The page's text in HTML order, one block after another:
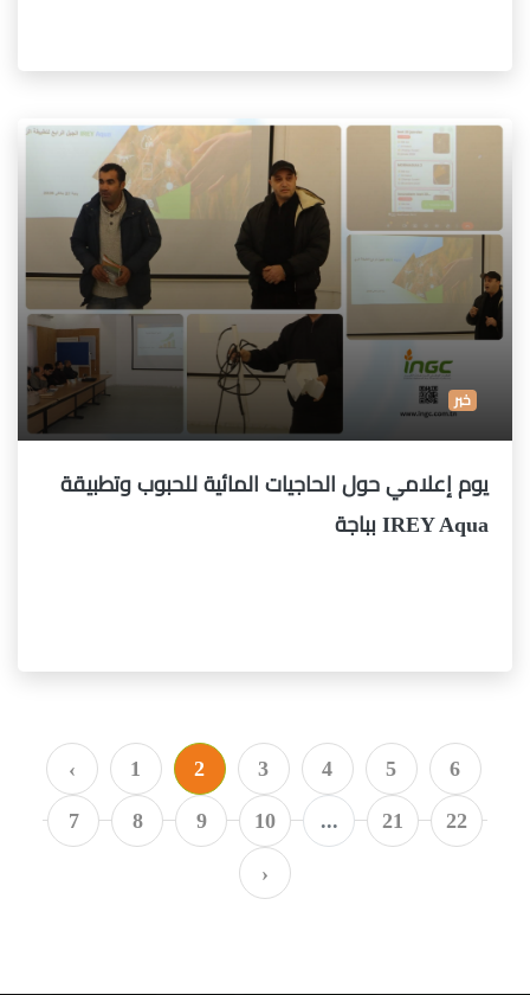
خبر
يوم إعلامي حول الحاجيات المائية للحبوب وتطبيقة
IREY Aqua بباجة
‹ 1 2 3 4 5 6
7 8 9 10 ... 21 22
›